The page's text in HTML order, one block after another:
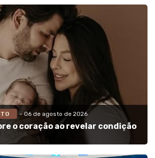
- 06 de agosto de 2026
o coração ao revelar condição